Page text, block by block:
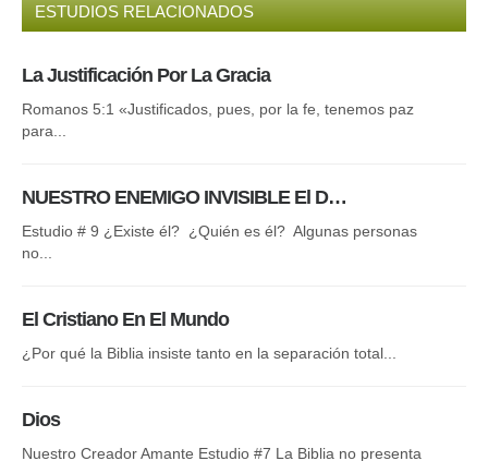
ESTUDIOS RELACIONADOS
La Justificación Por La Gracia
Romanos 5:1 «Justificados, pues, por la fe, tenemos paz
para...
NUESTRO ENEMIGO INVISIBLE El D…
Estudio # 9 ¿Existe él? ¿Quién es él? Algunas personas
no...
El Cristiano En El Mundo
¿Por qué la Biblia insiste tanto en la separación total...
Dios
Nuestro Creador Amante Estudio #7 La Biblia no presenta